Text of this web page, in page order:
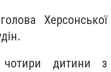
Херсонської
дитини з